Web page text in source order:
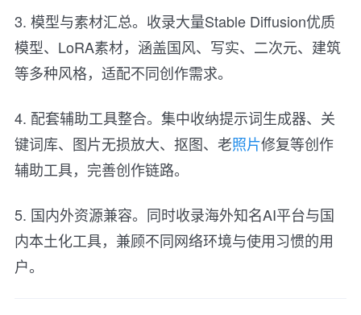
3. 模型与素材汇总。收录大量Stable Diffusion优质
模型、LoRA素材，涵盖国风、写实、二次元、建筑
等多种风格，适配不同创作需求。
4. 配套辅助工具整合。集中收纳提示词生成器、关
键词库、图片无损放大、抠图、老照片修复等创作
辅助工具，完善创作链路。
5. 国内外资源兼容。同时收录海外知名AI平台与国
内本土化工具，兼顾不同网络环境与使用习惯的用
户。